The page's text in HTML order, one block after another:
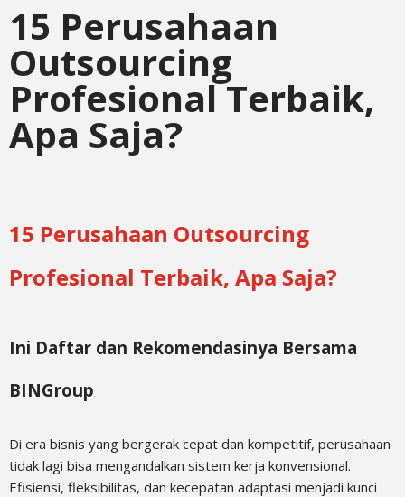
15 Perusahaan
Outsourcing
Profesional Terbaik,
Apa Saja?
15 Perusahaan Outsourcing
Profesional Terbaik, Apa Saja?
Ini Daftar dan Rekomendasinya Bersama
BINGroup
Di era bisnis yang bergerak cepat dan kompetitif, perusahaan
tidak lagi bisa mengandalkan sistem kerja konvensional.
Efisiensi, fleksibilitas, dan kecepatan adaptasi menjadi kunci